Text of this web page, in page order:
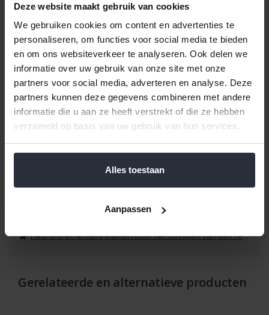
Deze website maakt gebruik van cookies
We gebruiken cookies om content en advertenties te
personaliseren, om functies voor social media te bieden
en om ons websiteverkeer te analyseren. Ook delen we
informatie over uw gebruik van onze site met onze
partners voor social media, adverteren en analyse. Deze
partners kunnen deze gegevens combineren met andere
informatie die u aan ze heeft verstrekt of die ze hebben
verzameld op basis van uw gebruik van hun services.
Alles toestaan
Aanpassen
uitstraling en een hoog niveau van comfort. De mat is
machinewasbaar op 40 graden, zodat het onderhoud eenvoudig
en praktisch is.
Productkenmerken:
✔Materiaal:Acryl met antislip onderzijde
✔Poolhoogte: 25 mm
✔Afmeting:60 cm x 90 cm
✔Kleur:Zwart met wit geblokt patroon
✔ Machinewasbaar: Ja, op 40 graden
Een praktische en elegante keuze voor uw badkamer, die niet
alleen zorgt voor comfort, maar ook een mooie uitstraling met
het moderne, geblokte ontwerp.
Help ons en andere klanten door het schrijven van een review
Gerelateerde en alternatieve producten